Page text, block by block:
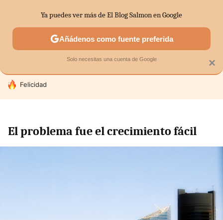
SECTORES ECONOMÍA DOMÉSTICA MERCADOS
HOY SE HABLA DE
Felicidad
El problema fue el crecimiento fácil
×
Ya puedes ver más de El Blog Salmon en Google
Añádenos como fuente preferida
Solo necesitas una cuenta de Google